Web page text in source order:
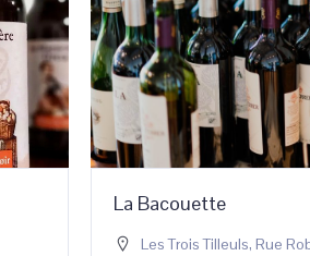
La Bacouette
Les Trois Tilleuls, Rue